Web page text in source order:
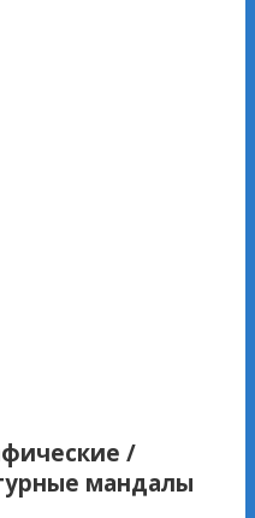
/
мандалы